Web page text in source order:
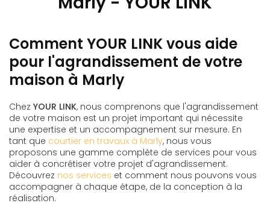
Comment YOUR LINK vous aide
pour l'agrandissement de votre
maison à Marly
Chez YOUR LINK, nous comprenons que l'agrandissement
de votre maison est un projet important qui nécessite
une expertise et un accompagnement sur mesure. En
tant que courtier en travaux à Marly, nous vous
proposons une gamme complète de services pour vous
aider à concrétiser votre projet d'agrandissement.
Découvrez nos services et comment nous pouvons vous
accompagner à chaque étape, de la conception à la
réalisation.